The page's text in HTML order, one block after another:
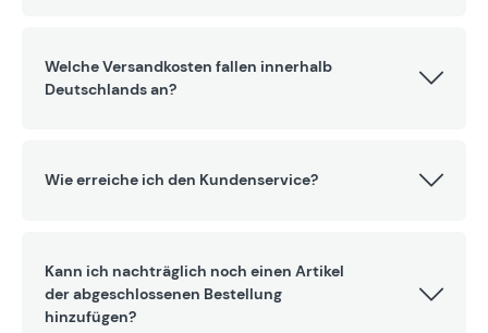
Welche Versandkosten fallen innerhalb
Deutschlands an?
Wie erreiche ich den Kundenservice?
Kann ich nachträglich noch einen Artikel
der abgeschlossenen Bestellung
hinzufügen?